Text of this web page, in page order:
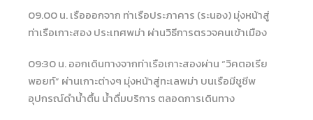
09.00 น. เรือออกจาก ท่าเรือประภาคาร (ระนอง) มุ่งหน้าสู่
ท่าเรือเกาะสอง ประเทศพม่า ผ่านวิธีการตรวจคนเข้าเมือง
09:30 น. ออกเดินทางจากท่าเรือเกาะสองผ่าน “วิคตอเรีย
พอยท์” ผ่านเกาะต่างๆ มุ่งหน้าสู่ทะเลพม่า บนเรือมีชูชีพ
อุปกรณ์ดำน้ำตื้น น้ำดื่มบริการ ตลอดการเดินทาง